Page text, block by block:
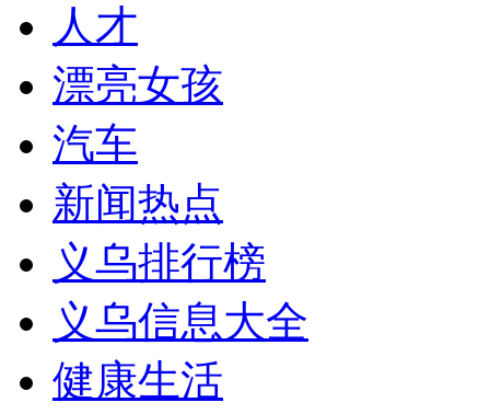
人才
漂亮女孩
汽车
新闻热点
义乌排行榜
义乌信息大全
健康生活